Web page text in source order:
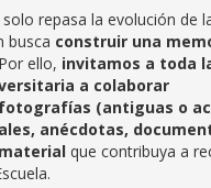
repasa la evolución de
busca construir una
ello, invitamos a toda
a colaborar
(antiguas o
anécdotas,
que contribuya a